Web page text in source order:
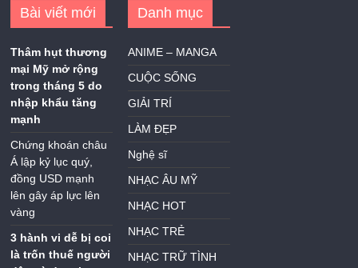
Bài viết mới
Thâm hụt thương
mại Mỹ mở rộng
trong tháng 5 do
nhập khẩu tăng
mạnh
Chứng khoán châu
Á lập kỷ lục quý,
đồng USD mạnh
lên gây áp lực lên
vàng
3 hành vi dễ bị coi
là trốn thuế người
Danh mục
ANIME – MANGA
CUỘC SỐNG
GIẢI TRÍ
LÀM ĐẸP
Nghệ sĩ
NHẠC ÂU MỸ
NHẠC HOT
NHẠC TRẺ
NHẠC TRỮ TÌNH